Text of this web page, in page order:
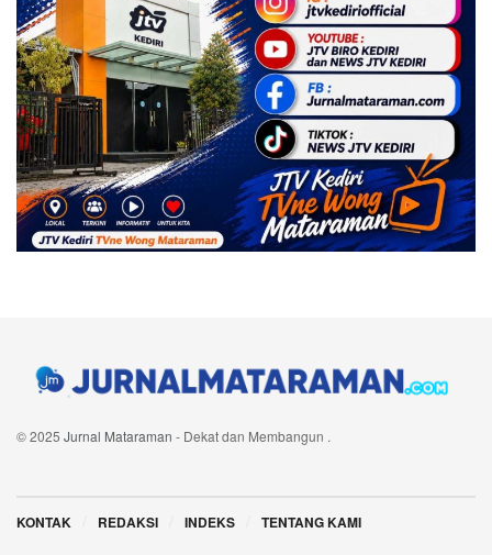
© 2025 Jurnal Mataraman - Dekat dan Membangun .
KONTAK REDAKSI INDEKS TENTANG KAMI